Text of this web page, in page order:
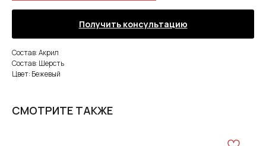
Получить консультацию
Состав: Акрил
Состав: Шерсть
Цвет: Бежевый
СМОТРИТЕ ТАКЖЕ